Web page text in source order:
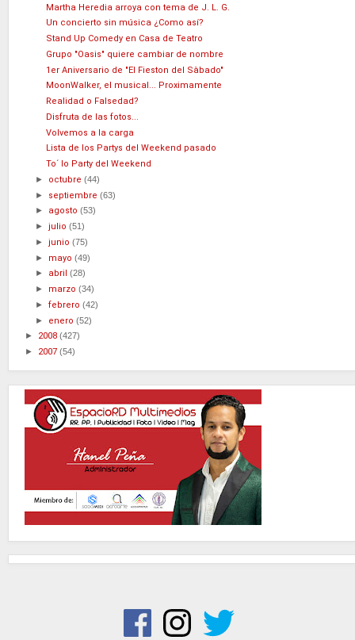
Martha Heredia arroya con tema de J. L. G.
Un concierto sin música ¿Como así?
Stand Up Comedy en Casa de Teatro
Grupo "Oasis" quiere cambiar de nombre
1er Aniversario de "El Fieston del Sàbado"
MoonWalker, el musical... Proximamente
Realidad o Falsedad?
Disfruta de las fotos...
Volvemos a la carga
Lista de los Partys del Weekend pasado
To´ lo Party del Weekend
► octubre(44)
► septiembre(63)
► agosto(53)
►julio(51)
►junio(75)
► mayo(49)
► abril(28)
► marzo(34)
►febrero(42)
► enero(52)
► 2008 (427)
► 2007 (54)